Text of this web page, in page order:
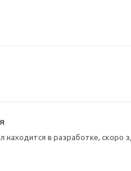
находится в разработке, скоро